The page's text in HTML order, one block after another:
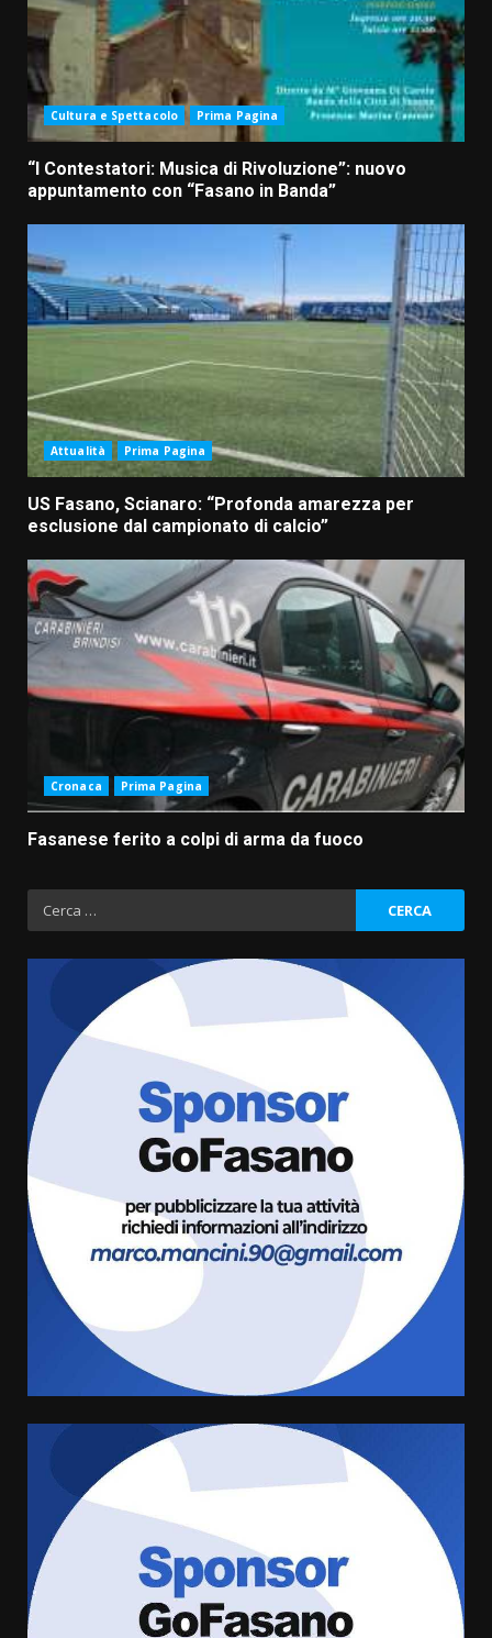
Cultura e Spettacolo Prima Pagina
“I Contestatori: Musica di Rivoluzione”: nuovo
appuntamento con “Fasano in Banda”
Attualità Prima Pagina
US Fasano, Scianaro: “Profonda amarezza per
esclusione dal campionato di calcio”
Cronaca Prima Pagina
Fasanese ferito a colpi di arma da fuoco
Ricerca
per:
Fasanese ferito a colpi di arma
da fuoco
6 Agosto 2026 18:13
Carta d’identità: continua il piano
di aperture straordinarie del
Comune di Fasano
cittadina di Fratelli d’Italia,
pronta a tornare in Consiglio
comunale
6 Agosto 2026 08:00
Cura dei beni comuni e
cittadinanza attiva: online
l’avviso per la gestione
condivisa della Villetta di
Laureto